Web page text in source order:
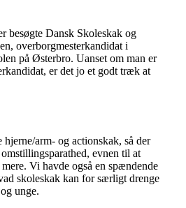
besøgte Dansk Skoleskak og
overborgmesterkandidat i
på Østerbro. Uanset om man er
er det jo et godt træk at
hjerne/arm- og actionskak, så der
evnen til at
Vi havde også en spændende
skoleskak kan for særligt drenge
unge.